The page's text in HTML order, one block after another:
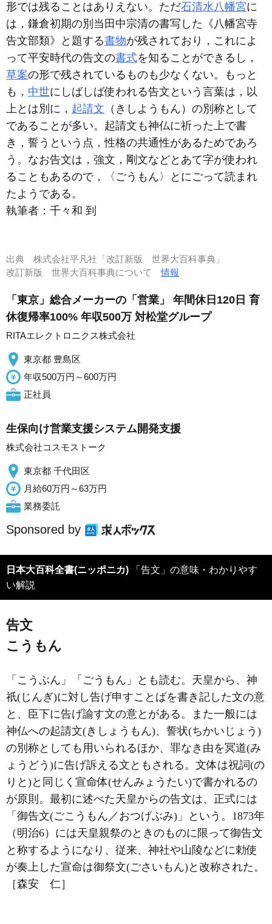
形では残ることはありえない。ただ石清水八幡宮に
は，鎌倉初期の別当田中宗清の書写した《八幡宮寺
告文部類》と題する書物が残されており，これによ
って平安時代の告文の書式を知ることができるし，
草案の形で残されているものも少なくない。もっと
も， 中世にしばしば使われる告文という言葉は，以
上とは別に， 起請文 （きしようもん）の別称として
であることが多い。起請文も神仏に祈った上で書
き，誓うという点，性格の共通性があるためであろ
う。なお告文は，強文，剛文などとあて字が使われ
ることもあるので，〈ごうもん〉とにごって読まれ
たようである。
執筆者： 千々和 到
出典 株式会社平凡社「改訂新版 世界大百科事典」
改訂新版 世界大百科事典について情報
「東京」総合メーカーの「営業」 年間休日120日 育
休復帰率100% 年収500万 対松堂グループ
RITAエレクトロニクス株式会社
東京都 豊島区
年収500万円～600万円
正社員
生保向け営業支援システム開発支援
株式会社コスモストーク
東京都 千代田区
月給60万円～63万円
業務委託
Sponsored by
日本大百科全書(ニッポニカ)
い解説
告文
こうもん
「こうぶん」「ごうもん」とも読む。天皇から、神
祇(じんぎ)に対し告げ申すことばを書き記した文の意
と、臣下に告げ諭す文の意とがある。また一般には
神仏への起請文(きしょうもん)、誓状(ちかいじょう)
の別称としても用いられるほか、罪なき由を冥道(み
ょうどう)に告げ訴える文ともされる。文体は祝詞(の
りと)と同じく宣命体(せんみょうたい)で書かれるの
が原則。最初に述べた天皇からの告文は、正式には
「御告文(ごこうもん／おつげぶみ)」という。1873年
（明治6）には天皇親祭のときのものに限って御告文
と称するようになり、従来、神社や山陵などに勅使
が奏上した宣命は御祭文(ごさいもん)と改称された。
［森安 仁］